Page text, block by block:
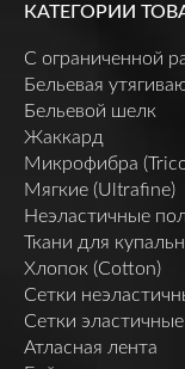
КАТЕГОРИИ
C ограниченной
Бельевая
Бельевой шелк
Жаккард
Микрофибра
Мягкие (Ultrafine)
Неэластичные
Ткани для
Хлопок (Cotton)
Сетки
Сетки
Атласная лента